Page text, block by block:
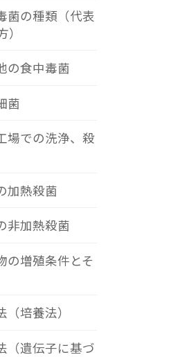
菌の種類（代表
）
の食中毒菌
菌
場での洗浄、殺
加熱殺菌
非加熱殺菌
の増殖条件とそ
培養法）
（遺伝子に基づ